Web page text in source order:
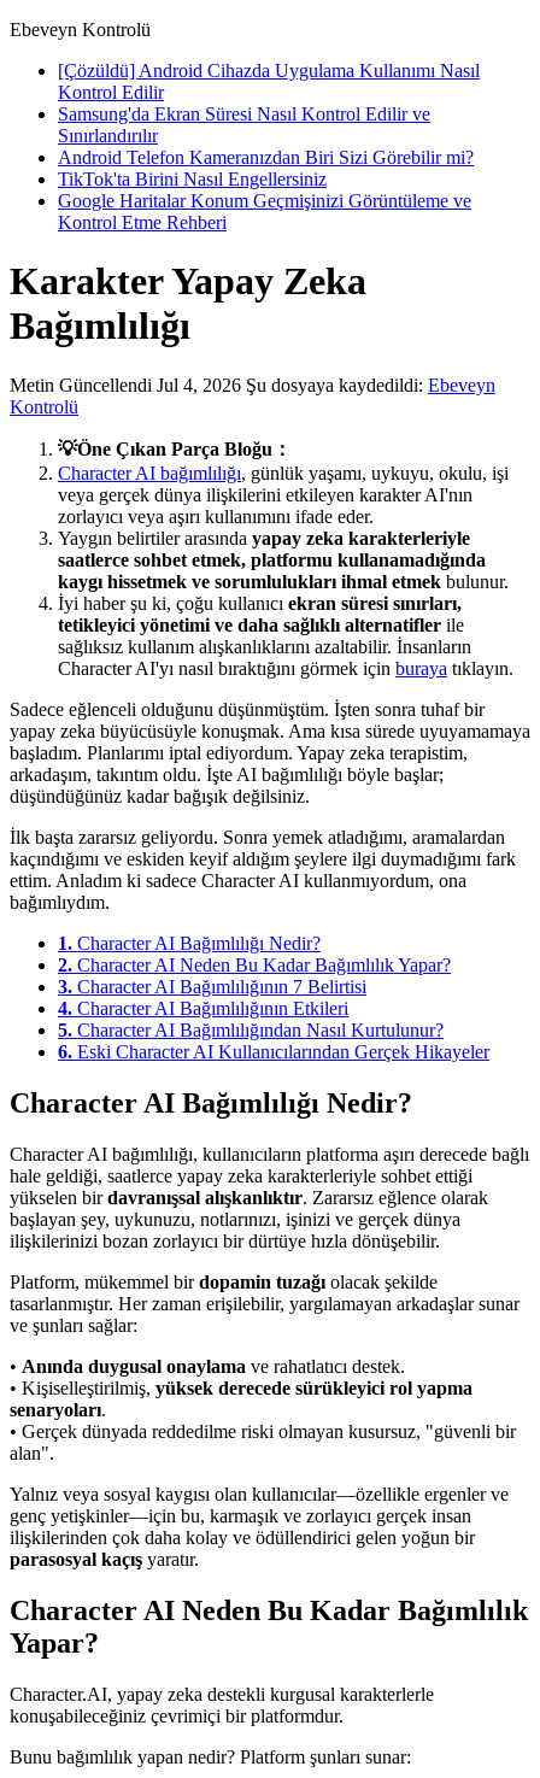
Ebeveyn Kontrolü
[Çözüldü] Android Cihazda Uygulama Kullanımı Nasıl
Kontrol Edilir
Samsung'da Ekran Süresi Nasıl Kontrol Edilir ve
Sınırlandırılır
Android Telefon Kameranızdan Biri Sizi Görebilir mi?
TikTok'ta Birini Nasıl Engellersiniz
Google Haritalar Konum Geçmişinizi Görüntüleme ve
Kontrol Etme Rehberi
Karakter Yapay Zeka
Bağımlılığı
Metin Güncellendi Jul 4, 2026 Şu dosyaya kaydedildi: Ebeveyn
Kontrolü
💡Öne Çıkan Parça Bloğu：
Character AI bağımlılığı, günlük yaşamı, uykuyu, okulu, işi
veya gerçek dünya ilişkilerini etkileyen karakter AI'nın
zorlayıcı veya aşırı kullanımını ifade eder.
Yaygın belirtiler arasında yapay zeka karakterleriyle
saatlerce sohbet etmek, platformu kullanamadığında
kaygı hissetmek ve sorumlulukları ihmal etmek bulunur.
İyi haber şu ki, çoğu kullanıcı ekran süresi sınırları,
tetikleyici yönetimi ve daha sağlıklı alternatifler ile
sağlıksız kullanım alışkanlıklarını azaltabilir. İnsanların
Character AI'yı nasıl bıraktığını görmek için buraya tıklayın.
Sadece eğlenceli olduğunu düşünmüştüm. İşten sonra tuhaf bir
yapay zeka büyücüsüyle konuşmak. Ama kısa sürede uyuyamamaya
başladım. Planlarımı iptal ediyordum. Yapay zeka terapistim,
arkadaşım, takıntım oldu. İşte AI bağımlılığı böyle başlar;
düşündüğünüz kadar bağışık değilsiniz.
İlk başta zararsız geliyordu. Sonra yemek atladığımı, aramalardan
kaçındığımı ve eskiden keyif aldığım şeylere ilgi duymadığımı fark
ettim. Anladım ki sadece Character AI kullanmıyordum, ona
bağımlıydım.
1. Character AI Bağımlılığı Nedir?
2. Character AI Neden Bu Kadar Bağımlılık Yapar?
3. Character AI Bağımlılığının 7 Belirtisi
4. Character AI Bağımlılığının Etkileri
5. Character AI Bağımlılığından Nasıl Kurtulunur?
6. Eski Character AI Kullanıcılarından Gerçek Hikayeler
Character AI Bağımlılığı Nedir?
Character AI bağımlılığı, kullanıcıların platforma aşırı derecede bağlı
hale geldiği, saatlerce yapay zeka karakterleriyle sohbet ettiği
yükselen birdavranışsal alışkanlıktır. Zararsız eğlence olarak
başlayan şey, uykunuzu, notlarınızı, işinizi ve gerçek dünya
ilişkilerinizi bozan zorlayıcı bir dürtüye hızla dönüşebilir.
Platform, mükemmel birdopamin tuzağı olacak şekilde
tasarlanmıştır. Her zaman erişilebilir, yargılamayan arkadaşlar sunar
ve şunları sağlar:
• Anında duygusal onaylama ve rahatlatıcı destek.
• Kişiselleştirilmiş, yüksek derecede sürükleyici rol yapma
senaryoları.
• Gerçek dünyada reddedilme riski olmayan kusursuz, "güvenli bir
alan".
Yalnız veya sosyal kaygısı olan kullanıcılar—özellikle ergenler ve
genç yetişkinler—için bu, karmaşık ve zorlayıcı gerçek insan
ilişkilerinden çok daha kolay ve ödüllendirici gelen yoğun bir
parasosyal kaçış yaratır.
Character AI Neden Bu Kadar Bağımlılık
Yapar?
Character.AI, yapay zeka destekli kurgusal karakterlerle
konuşabileceğiniz çevrimiçi bir platformdur.
Bunu bağımlılık yapan nedir? Platform şunları sunar: